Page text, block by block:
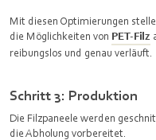
Mit diesen Optimierungen
die Möglichkeiten von PET‑Filz
reibungslos und genau verläuft.
Schritt 3: Produktion
Die Filzpaneele werden
die Abholung vorbereitet.